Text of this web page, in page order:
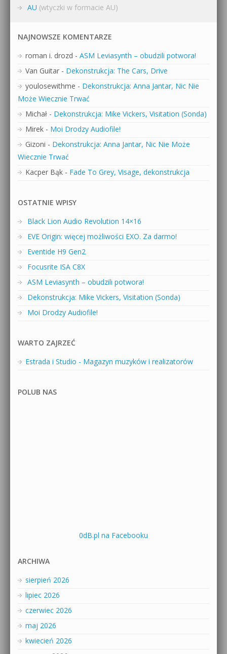
AU (wtyczki w formacie AU)
NAJNOWSZE KOMENTARZE
roman i. drozd - ASM Leviasynth – obudzili potwora!
Van Guitar - Dekonstrukcja: The Cars, Drive
youlosewithme - Dekonstrukcja: Anna Jantar, Nic Nie
Może Wiecznie Trwać
Michał - Dekonstrukcja: Mike Vickers, Visitation (Sonda)
Mirek - Moi Drodzy Audiofile!
Gizoni - Dekonstrukcja: Anna Jantar, Nic Nie Może
Wiecznie Trwać
Kacper Bąk - Fade To Grey, Visage, dekonstrukcja
OSTATNIE WPISY
Black Lion Audio Revolution 14×16
EVE Origin: więcej możliwości EXO. Za darmo!
Eventide H9 Gen2
Focusrite ISA C8X
ASM Leviasynth – obudzili potwora!
Dekonstrukcja: Mike Vickers, Visitation (Sonda)
Moi Drodzy Audiofile!
WARTO ZAJRZEĆ
Estrada i Studio - Magazyn muzyków i realizatorów
POLUB NAS
0dB.pl na Facebooku
ARCHIWA
sierpień 2026
lipiec 2026
czerwiec 2026
maj 2026
kwiecień 2026